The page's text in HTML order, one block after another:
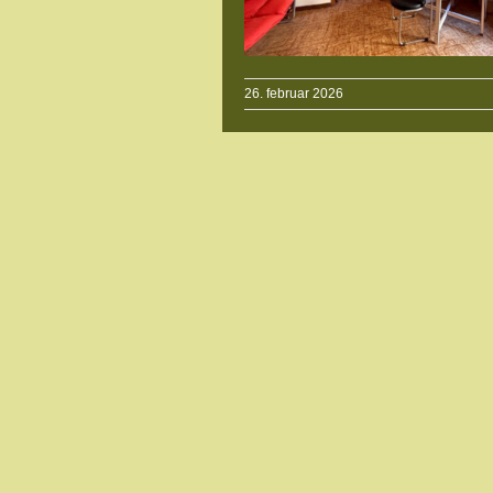
26. februar 2026